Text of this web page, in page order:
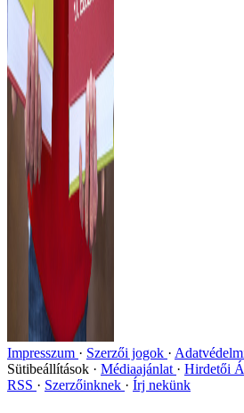
Impresszum Szerzői jogok
Sütibeállítások
Médiaajánlat Hirdetői
RSS
Szerzőinknek Írj nekünk